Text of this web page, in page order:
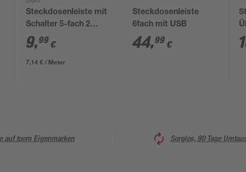
Steckdosenleiste mit
Schalter 5-fach 2
USB-Ports
9,99 €
7,14 € / Meter
Steckdosenleiste
6fach mit USB
44,99 €
auf toom Eigenmarken Sorglos, 90 Tage